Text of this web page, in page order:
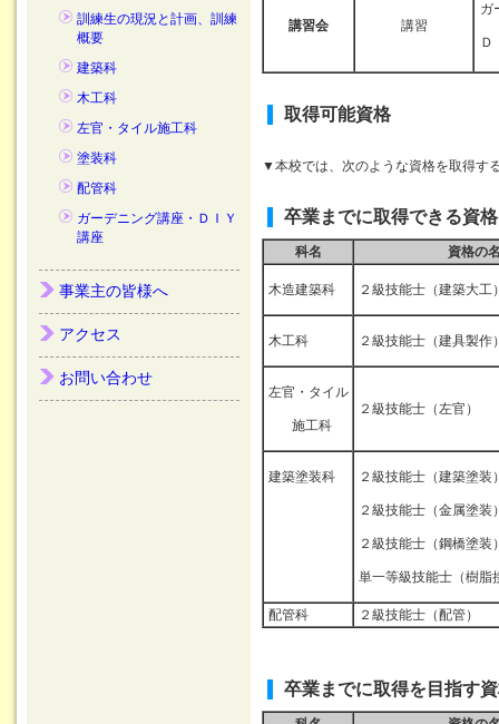
訓練生の現況と計画、訓練
概要
建築科
木工科
左官・タイル施工科
塗装科
配管科
ガーデニング講座・ＤＩＹ
講座
事業主の皆様へ
アクセス
お問い合わせ
講習会 講習
ガ
Ｄ
取得可能資格
▼本校では、次のような資格を取得す
卒業までに取得できる資格
科名 資格の
木造建築科 ２級技能士（建築大工
木工科 ２級技能士（建具製作
左官・タイル
施工科
２級技能士（左官）
建築塗装科 ２級技能士（建築塗装
２級技能士（金属塗装
２級技能士（鋼橋塗装
単一等級技能士（樹脂
配管科 ２級技能士（配管）
卒業までに取得を目指す